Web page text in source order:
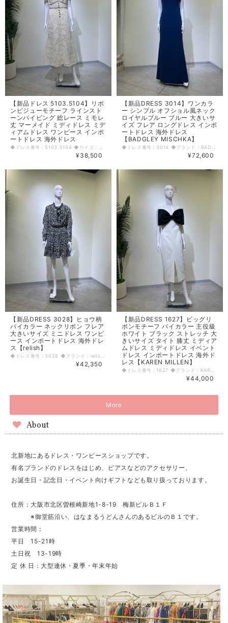
【新品ドレス 5103.5104】リボ
ンビジューモチーフ ラインスト
ーンパイピング 総レース ミモレ
丈 マーメイド ミディドレス ミデ
ィアムドレス ワンピース インポ
ートドレス 海外ドレス
¥38,500
【新品DRESS 3014】ワンカラ
ー シンプル オフショル風ネック
ロイヤルブルー ブルー 大きいサ
イズ フレア ロングドレス インポ
ートドレス 海外ドレス
【BADGLEY MISCHKA】
¥72,600
【新品DRESS 3028】ヒョウ柄
バイカラー ネックリボン フレア
大きいサイズ ミニドレス ワンピ
ース インポートドレス 海外ドレ
ス【relish】
¥42,350
【新品DRESS 1627】ビッグリ
ボンモチーフ バイカラー 主役級
ホワイト ブラック ストレッチ 大
きいサイズ タイト 膝丈 ミディア
ムドレス ミディドレス イベント
ドレス インポートドレス 海外ド
レス【KAREN MILLEN】
¥44,000
More
About
北新地にあるドレス・ワンピースショップです。
有名ブランドのドレスをはじめ、ピアスなどのアクセサリー、
お誕生日・記念日・イベント向けギフトなども取り扱っております。
住所：大阪市北区曽根崎新地1-8-19 梅新ビルＢ１Ｆ
※御堂筋沿い、はなまるうどんさんのあるビルのＢ１です。
営業時間：
平日 15-21時
土日祝 13-19時
定 休 日：大型連休・夏季・年末年始